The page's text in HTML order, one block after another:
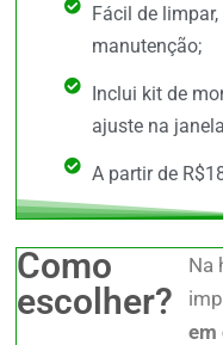
Fácil de
manutenção;
Inclui kit de
ajuste na
A partir de
Como
escolher?
Na
em